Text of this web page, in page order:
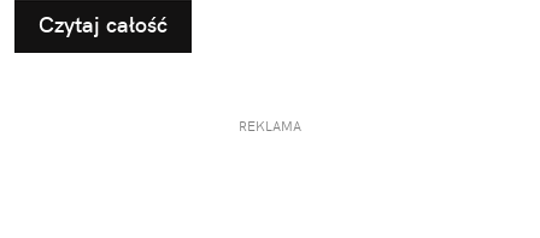
Czytaj całość
REKLAMA